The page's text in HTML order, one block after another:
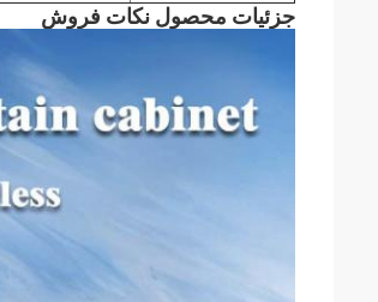
جزئیات محصول نکات فروش